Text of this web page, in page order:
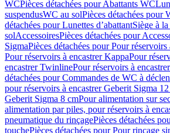
WCPièces détachées pour Abattants WC
suspendusWC au solPièces détachées pour
détachées pour Lunettes d’abattantSiège à
solAccessoiresPièces détachées pour
SigmaPièces détachées pour Pour réservoirs
Pour réservoirs à encastrer KappaPour
encastrer TwinlinePour réservoirs à
détachées pour Commandes de WC à
pour réservoirs à encastrer Geberit Sigma
Geberit Sigma 8 cmPour alimentation sur
alimentation par piles, pour réservoirs à
pneumatique du rinçagePièces détachées
touchePièces détachées pour Pour rinçage